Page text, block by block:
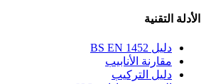
الأدلة التقنية
دليل BS EN 1452
مقارنة الأنابيب
دليل التركيب